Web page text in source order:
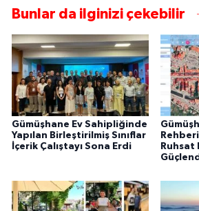
Bunlar da ilginizi çekebilir
Gümüşhane Ev Sahipliğinde
Yapılan Birleştirilmiş Sınıflar
İçerik Çalıştayı Sona Erdi
Rehberi
Ruhsat